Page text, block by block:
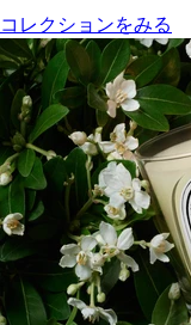
コレクションをみる